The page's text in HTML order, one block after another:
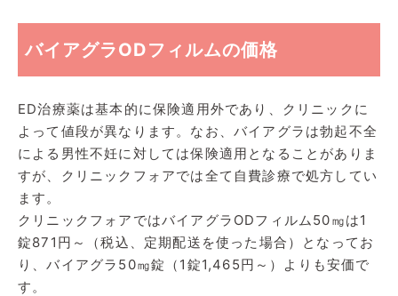
バイアグラODフィルムの価格
ED治療薬は基本的に保険適用外であり、クリニックに
よって値段が異なります。なお、バイアグラは勃起不全
による男性不妊に対しては保険適用となることがありま
すが、クリニックフォアでは全て自費診療で処方してい
ます。
クリニックフォアではバイアグラODフィルム50㎎は1
錠871円～（税込、定期配送を使った場合）となってお
り、バイアグラ50㎎錠（1錠1,465円～）よりも安価で
す。